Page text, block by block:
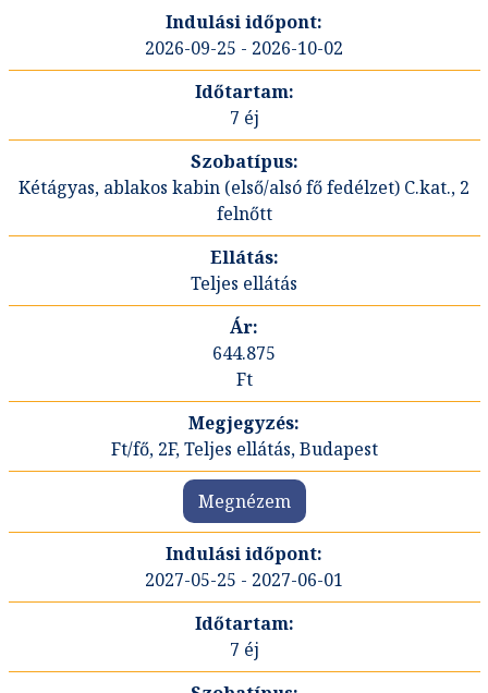
2026-09-25 - 2026-10-02
7 éj
Kétágyas, ablakos kabin (első/alsó fő fedélzet) C.kat., 2
felnőtt
Teljes ellátás
644.875
Ft
Ft/fő, 2F, Teljes ellátás, Budapest
Megnézem
2027-05-25 - 2027-06-01
7 éj